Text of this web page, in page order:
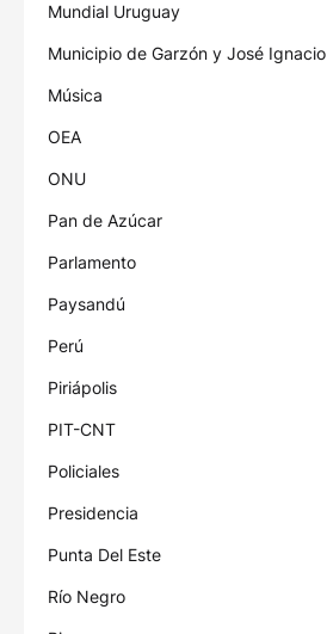
Mundial Uruguay
Municipio de Garzón y José Ignacio
Música
OEA
ONU
Pan de Azúcar
Parlamento
Paysandú
Perú
Piriápolis
PIT-CNT
Policiales
Presidencia
Punta Del Este
Río Negro